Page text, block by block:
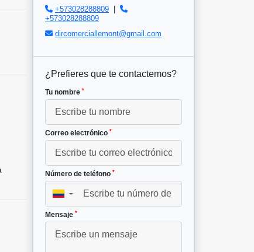
+573028288809
+573028288809
dircomerciallemont@gmail.com
¿Prefieres que te contactemos?
Tu nombre *
Correo electrónico *
Número de teléfono *
▼
Mensaje *